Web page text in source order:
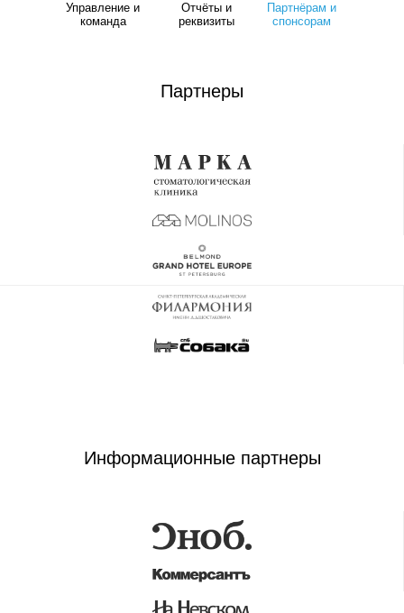
Управление и
команда
Отчёты и
реквизиты
Партнёрам и
спонсорам
Партнеры
Информационные партнеры